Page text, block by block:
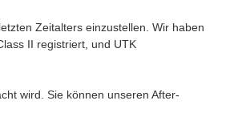
Zeitalters einzustellen. Wir haben
II registriert, und UTK
wird. Sie können unseren After-